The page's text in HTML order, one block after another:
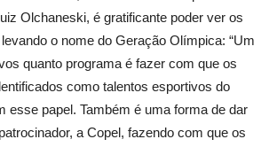
Olchaneski, é gratificante poder ver os
o nome do Geração Olímpica: “Um
quanto programa é fazer com que os
como talentos esportivos do
esse papel. Também é uma forma de dar
a Copel, fazendo com que os